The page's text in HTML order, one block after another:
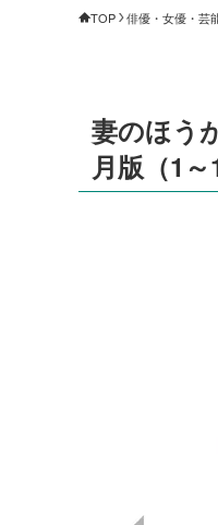
TOP 俳優・女優・芸
妻のほう
月版（1